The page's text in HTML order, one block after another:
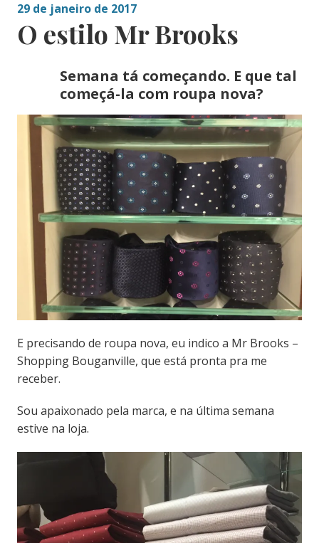
29 de janeiro de 2017
O estilo Mr Brooks
Semana tá começando. E que tal
começá-la com roupa nova?
E precisando de roupa nova, eu indico a Mr Brooks –
Shopping Bouganville, que está pronta pra me
receber.
Sou apaixonado pela marca, e na última semana
estive na loja.